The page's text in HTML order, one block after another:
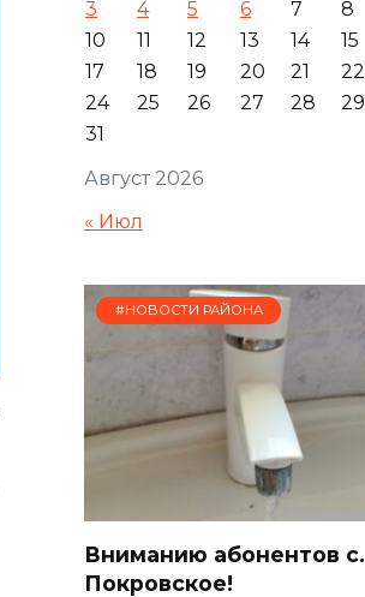
Август 2026
3
4 5 6 7 8
10
11 12 13 14 15
17
18 19 20 21 22
24
25 26 27 28 29
31
« Июл
#НОВОСТИ РАЙОНА
Вниманию абонентов с.
Покровское!